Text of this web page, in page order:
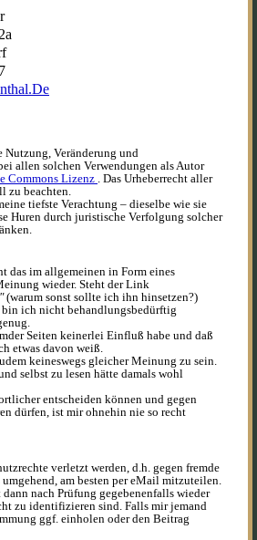
Nutzung, Veränderung und
allen solchen Verwendungen als Autor
Commons Lizenz
. Das Urheberrecht aller
zu beachten.
tiefste Verachtung – dieselbe wie sie
Huren durch juristische Verfolgung solcher
das im allgemeinen in Form eines
wieder. Steht der Link
(warum sonst sollte ich ihn hinsetzen?)
ich nicht behandlungsbedürftig
Seiten keinerlei Einfluß habe und daß
etwas davon weiß.
keineswegs gleicher Meinung zu sein.
selbst zu lesen hätte damals wohl
entscheiden können und gegen
dürfen, ist mir ohnehin nie so recht
verletzt werden, d.h. gegen fremde
am besten per eMail mitzuteilen.
dann nach Prüfung gegebenenfalls wieder
zu identifizieren sind. Falls mir jemand
ggf. einholen oder den Beitrag